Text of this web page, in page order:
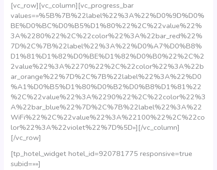
[vc_row][vc_column][vc_progress_bar
values=»%5B%7B%22label%22%3A%22%D0%9D%D0%
BE%D0%BC%D0%B5%D1%80%22%2C%22value%22%
3A%2280%22%2C%22color%22%3A%22bar_red%22%
7D%2C%7B%22label%22%3A%22%D0%A7%D0%B8%
D1%81%D1%82%D0%BE%D1%82%D0%B0%22%2C%2
2value%22%3A%2270%22%2C%22color%22%3A%22b
ar_orange%22%7D%2C%7B%22label%22%3A%22%D0
%A1%D0%B5%D1%80%D0%B2%D0%B8%D1%81%22
%2C%22value%22%3A%2290%22%2C%22color%22%3
A%22bar_blue%22%7D%2C%7B%22label%22%3A%22
WiFi%22%2C%22value%22%3A%22100%22%2C%22co
lor%22%3A%22violet%22%7D%5D»][/vc_column]
[/vc_row]
[tp_hotel_widget hotel_id=920781775 responsive=true
subid=»»]